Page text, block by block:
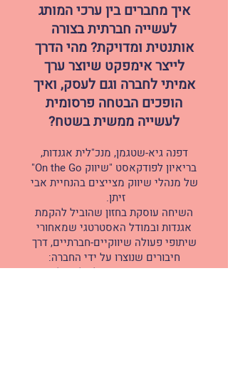
איך מחברים בין ערכי המותג
לעשייה חברתית בצורה
אותנטית ומדויקת? מהי הדרך
לייצר אימפקט שיוצר ערך
אמיתי לחברה וגם לעסק, ואיך
הופכים הבטחה פרסומית
לעשייה ממשית בשטח?
דפנה גיא-שטגמן, מנכ"לית אגנדות,
בריאיון לפודקאסט "שיווק On the Go"
של מנהלי שיווק מצייצים בהנחיית אבי
זיתן.
השיחה עוסקת בחזון שהוביל להקמת
אגנדות ובמודל האסטרטגי שמאחורי
שיתופי פעולה שיווקיים-חברתיים, דרך
חיבורים שנוצרו על ידי החברה:
מהשותפות בין פתחון לב לסונול, דרך